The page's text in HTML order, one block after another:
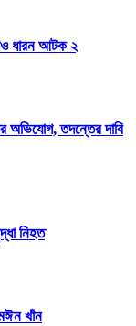
ধারন আটক ২
অভিযোগ, তদন্তের দাবি
নিহত
খাঁন